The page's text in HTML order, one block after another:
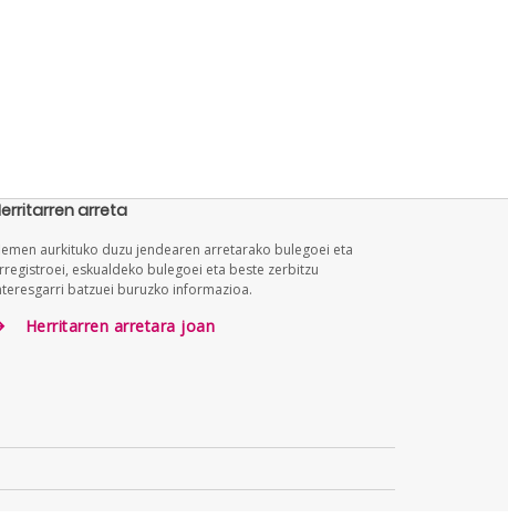
arreta
aurkituko duzu jendearen arretarako bulegoei eta
eskualdeko bulegoei eta beste zerbitzu
batzuei buruzko informazioa.
Herritarren arretara joan